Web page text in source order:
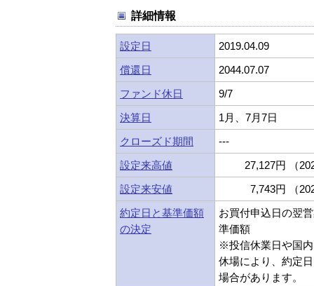
詳細情報
設定日
2019.04.09
償還日
2044.07.07
ファンド休日
9/7
決算日
1月、7月7日
クローズド期間
---
設定来高値
27,127円 （
設定来安値
7,743円 （
約定日と基準価額
の決定
お買付申込日の翌
準価額
※投信休業日や国
休場により、約定
場合があります。